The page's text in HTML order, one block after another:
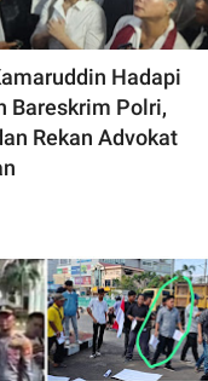
Hadapi
Bareskrim Polri,
Rekan Advokat